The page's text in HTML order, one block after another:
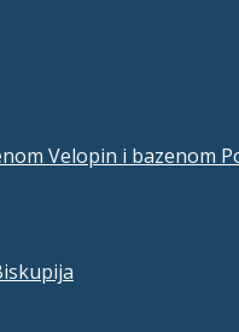
Velopin i bazenom